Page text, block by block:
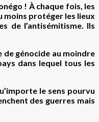
! À chaque fois, les
moins protéger les lieux
de l’antisémitisme. Ils
de génocide au moindre
dans lequel tous les
le sens pourvu
des guerres mais